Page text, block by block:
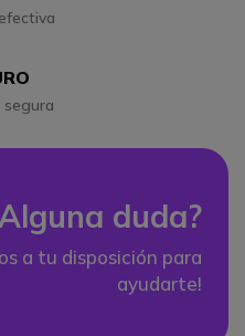
duda?
a tu disposición para
ayudarte!